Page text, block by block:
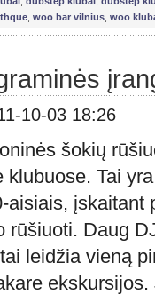
woo bar vilnius woo
10-03 18:26
šokių
Tai
aisiais, įskaitant
rūšiuoti. Daug
leidžia vieną